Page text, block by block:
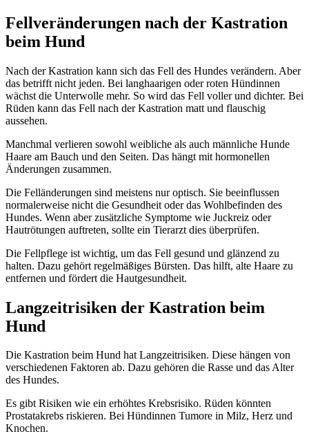
Fellveränderungen nach der Kastration
beim Hund
Nach der Kastration kann sich das Fell des Hundes verändern. Aber
das betrifft nicht jeden. Bei langhaarigen oder roten Hündinnen
wächst die Unterwolle mehr. So wird das Fell voller und dichter. Bei
Rüden kann das Fell nach der Kastration matt und flauschig
aussehen.
Manchmal verlieren sowohl weibliche als auch männliche Hunde
Haare am Bauch und den Seiten. Das hängt mit hormonellen
Änderungen zusammen.
Die Felländerungen sind meistens nur optisch. Sie beeinflussen
normalerweise nicht die Gesundheit oder das Wohlbefinden des
Hundes. Wenn aber zusätzliche Symptome wie Juckreiz oder
Hautrötungen auftreten, sollte ein Tierarzt dies überprüfen.
Die Fellpflege ist wichtig, um das Fell gesund und glänzend zu
halten. Dazu gehört regelmäßiges Bürsten. Das hilft, alte Haare zu
entfernen und fördert die Hautgesundheit.
Langzeitrisiken der Kastration beim
Hund
Die Kastration beim Hund hat Langzeitrisiken. Diese hängen von
verschiedenen Faktoren ab. Dazu gehören die Rasse und das Alter
des Hundes.
Es gibt Risiken wie ein erhöhtes Krebsrisiko. Rüden könnten
Prostatakrebs riskieren. Bei Hündinnen Tumore in Milz, Herz und
Knochen.